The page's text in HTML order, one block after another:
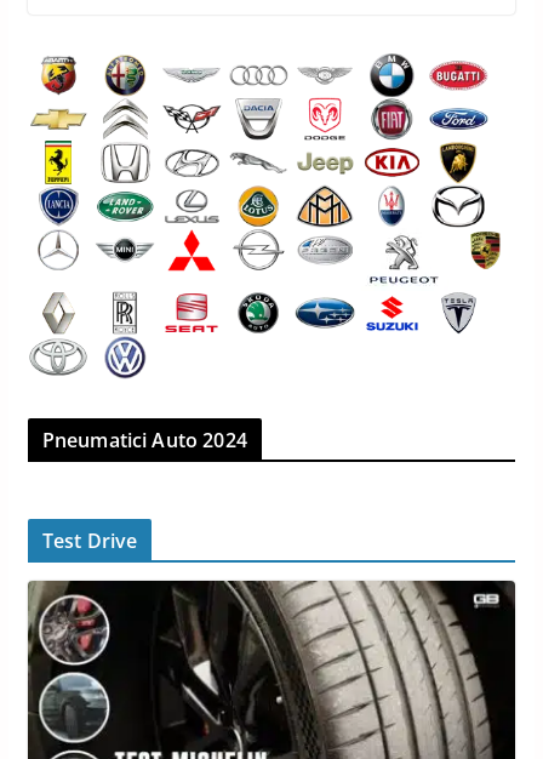
Pneumatici Auto 2024
Test Drive